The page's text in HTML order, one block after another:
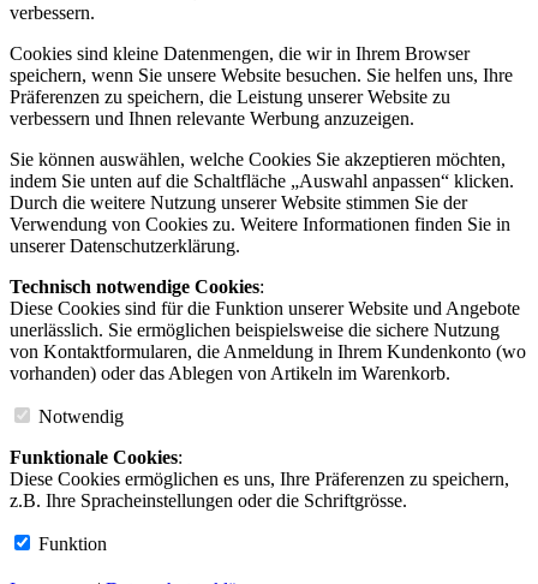
verbessern.
Cookies sind kleine Datenmengen, die wir in Ihrem Browser
speichern, wenn Sie unsere Website besuchen. Sie helfen uns, Ihre
Präferenzen zu speichern, die Leistung unserer Website zu
verbessern und Ihnen relevante Werbung anzuzeigen.
Sie können auswählen, welche Cookies Sie akzeptieren möchten,
indem Sie unten auf die Schaltfläche „Auswahl anpassen“ klicken.
Durch die weitere Nutzung unserer Website stimmen Sie der
Verwendung von Cookies zu. Weitere Informationen finden Sie in
unserer Datenschutzerklärung.
Technisch notwendige Cookies:
Diese Cookies sind für die Funktion unserer Website und Angebote
unerlässlich. Sie ermöglichen beispielsweise die sichere Nutzung
von Kontaktformularen, die Anmeldung in Ihrem Kundenkonto (wo
vorhanden) oder das Ablegen von Artikeln im Warenkorb.
Notwendig
Funktionale Cookies:
Diese Cookies ermöglichen es uns, Ihre Präferenzen zu speichern,
z.B. Ihre Spracheinstellungen oder die Schriftgrösse.
Funktion